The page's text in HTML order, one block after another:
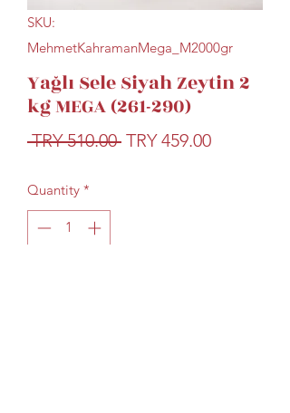
SKU:
MehmetKahramanMega_M2000gr
Yağlı Sele Siyah Zeytin 2
kg MEGA (261-290)
TRY 510.00 Regular
TRY 459.00Sale
Quantity *